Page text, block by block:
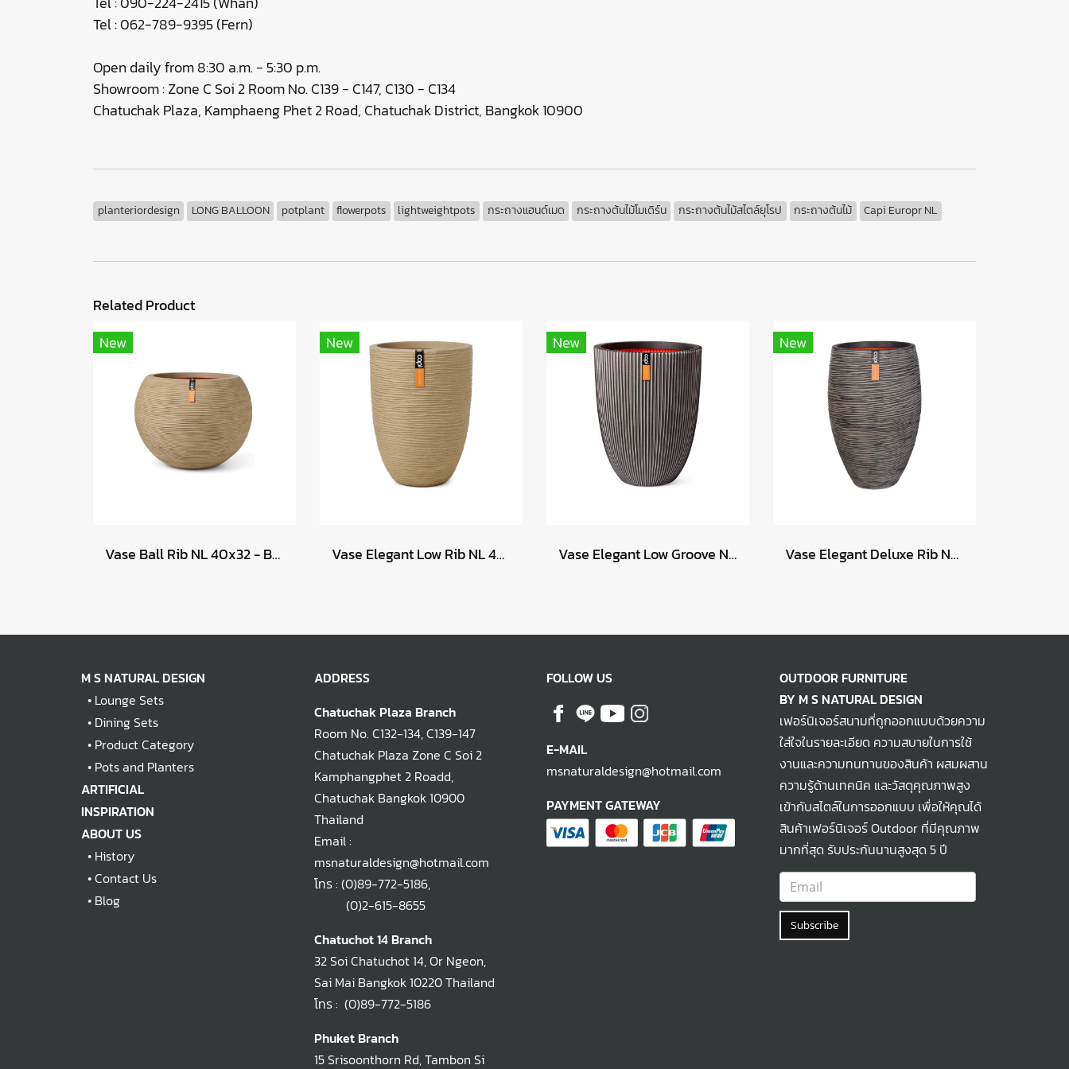
Tel : 062-789-9395 (Fern)
Open daily from 8:30 a.m. - 5:30 p.m.
Showroom : Zone C Soi 2 Room No. C139 - C147, C130 - C134
Chatuchak Plaza, Kamphaeng Phet 2 Road, Chatuchak District, Bangkok 10900
planteriordesign LONG BALLOON potplant flowerpots lightweightpots กระถางแฮนด์เมด กระถางต้นไม้โมเดิร์น กระถางต้นไม้สไตล์ยุโรป กระถางต้นไม้ Capi Europr NL
Related Product
New
Vase Ball Rib NL 40x32 - Beige
New
Vase Elegant Low Rib NL 46x58 - Beige
New
Vase Elegant Low Groove NL 46x58 - Anthracite
New
Vase Elegant Deluxe Rib NL 50x74 - Anthracite
M S NATURAL DESIGN
• Lounge Sets
• Dining Sets
• Product Category
• Pots and Planters
ARTIFICIAL
INSPIRATION
ABOUT US
• History
•Contact Us
• Blog
ADDRESS
Chatuchak Plaza Branch
Room No. C132-134, C139-147
Chatuchak Plaza Zone C Soi 2
Kamphangphet 2 Roadd,
Chatuchak Bangkok 10900
Thailand
Email :
msnaturaldesign@hotmail.com
โทร : (0)89-772-5186,
(0)2-615-8655
Chatuchot 14 Branch
32 Soi Chatuchot 14, Or Ngeon,
Sai Mai Bangkok 10220 Thailand
โทร : (0)89-772-5186
Phuket Branch
15 Srisoonthorn Rd, Tambon Si
FOLLOW US
E-MAIL
msnaturaldesign@hotmail.com
PAYMENT GATEWAY
OUTDOOR FURNITURE
BY M S NATURAL DESIGN
เฟอร์นิเจอร์สนามที่ถูกออกแบบด้วยความ
ใส่ใจในรายละเอียด ความสบายในการใช้
งานและความทนทานของสินค้า ผสมผสาน
ความรู้ด้านเทคนิค และวัสดุคุณภาพสูง
เข้ากับสไตล์ในการออกแบบ เพื่อให้คุณได้
สินค้าเฟอร์นิเจอร์ Outdoor ที่มีคุณภาพ
มากที่สุด รับประกันนานสูงสุด 5 ปี
Subscribe